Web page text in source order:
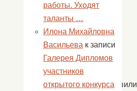
(!)
разных
техниках
и
Представили
работы. Уходят
таланты …
Илона Михайловна
Васильева к записи
Галерея Дипломов
участников
открытого конкурса